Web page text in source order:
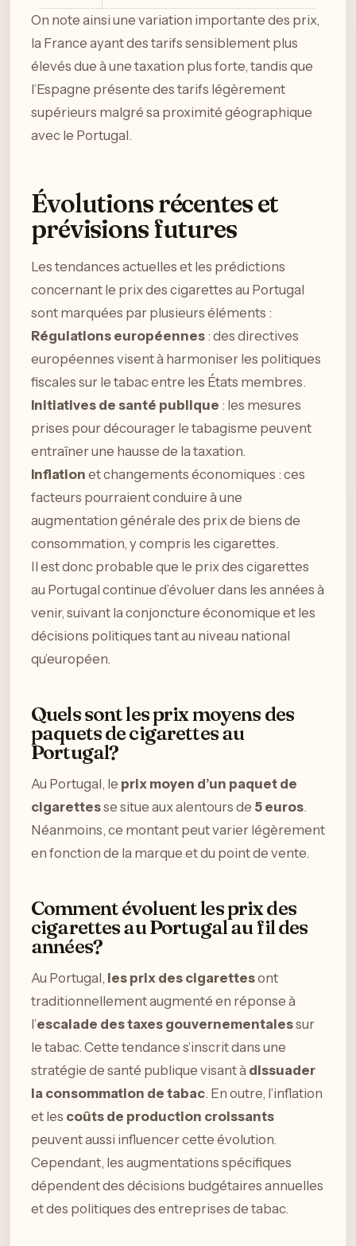
On note ainsi une variation importante des prix,
la France ayant des tarifs sensiblement plus
élevés due à une taxation plus forte, tandis que
l’Espagne présente des tarifs légèrement
supérieurs malgré sa proximité géographique
avec le Portugal.
Évolutions récentes et
prévisions futures
Les tendances actuelles et les prédictions
concernant le prix des cigarettes au Portugal
sont marquées par plusieurs éléments :
Régulations européennes : des directives
européennes visent à harmoniser les politiques
fiscales sur le tabac entre les États membres.
Initiatives de santé publique : les mesures
prises pour décourager le tabagisme peuvent
entraîner une hausse de la taxation.
Inflation et changements économiques : ces
facteurs pourraient conduire à une
augmentation générale des prix de biens de
consommation, y compris les cigarettes.
Il est donc probable que le prix des cigarettes
au Portugal continue d’évoluer dans les années à
venir, suivant la conjoncture économique et les
décisions politiques tant au niveau national
qu’européen.
Quels sont les prix moyens des
paquets de cigarettes au
Portugal?
Au Portugal, le prix moyen d’un paquet de
cigarettesse situe aux alentours de 5 euros.
Néanmoins, ce montant peut varier légèrement
en fonction de la marque et du point de vente.
Comment évoluent les prix des
cigarettes au Portugal au fil des
années?
Au Portugal, les prix des cigarettesont
traditionnellement augmenté en réponse à
l’escalade des taxes gouvernementalessur
le tabac. Cette tendance s’inscrit dans une
stratégie de santé publique visant à dissuader
la consommation de tabac. En outre, l’inflation
et les coûts de production croissants
peuvent aussi influencer cette évolution.
Cependant, les augmentations spécifiques
dépendent des décisions budgétaires annuelles
et des politiques des entreprises de tabac.